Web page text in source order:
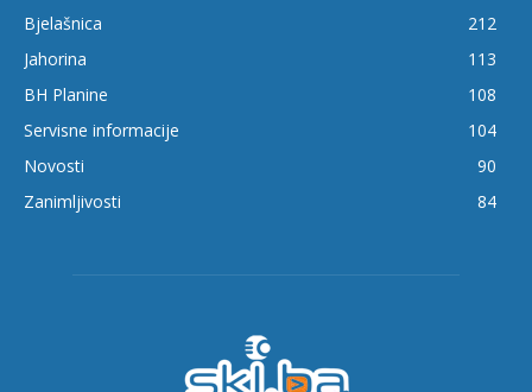
Bjelašnica
212
Jahorina
113
BH Planine
108
Servisne informacije
104
Novosti
90
Zanimljivosti
84